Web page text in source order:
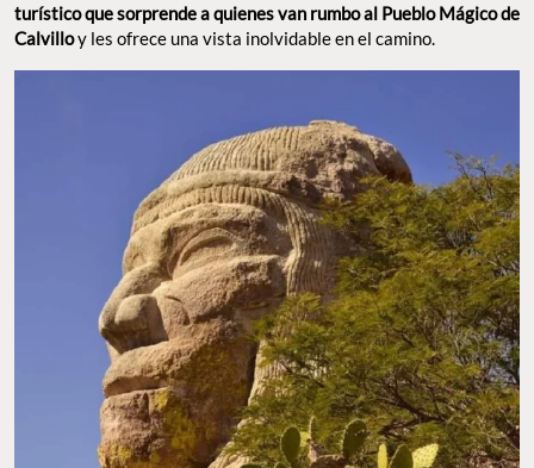
turístico que sorprende a quienes van rumbo al Pueblo Mágico de
Calvilloy les ofrece una vista inolvidable en el camino.